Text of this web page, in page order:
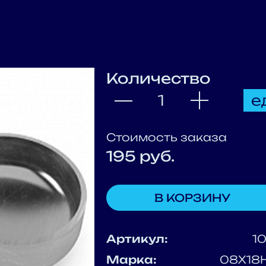
Количество
Стоимость заказа
195 руб.
В КОРЗИНУ
Артикул:
Марка: